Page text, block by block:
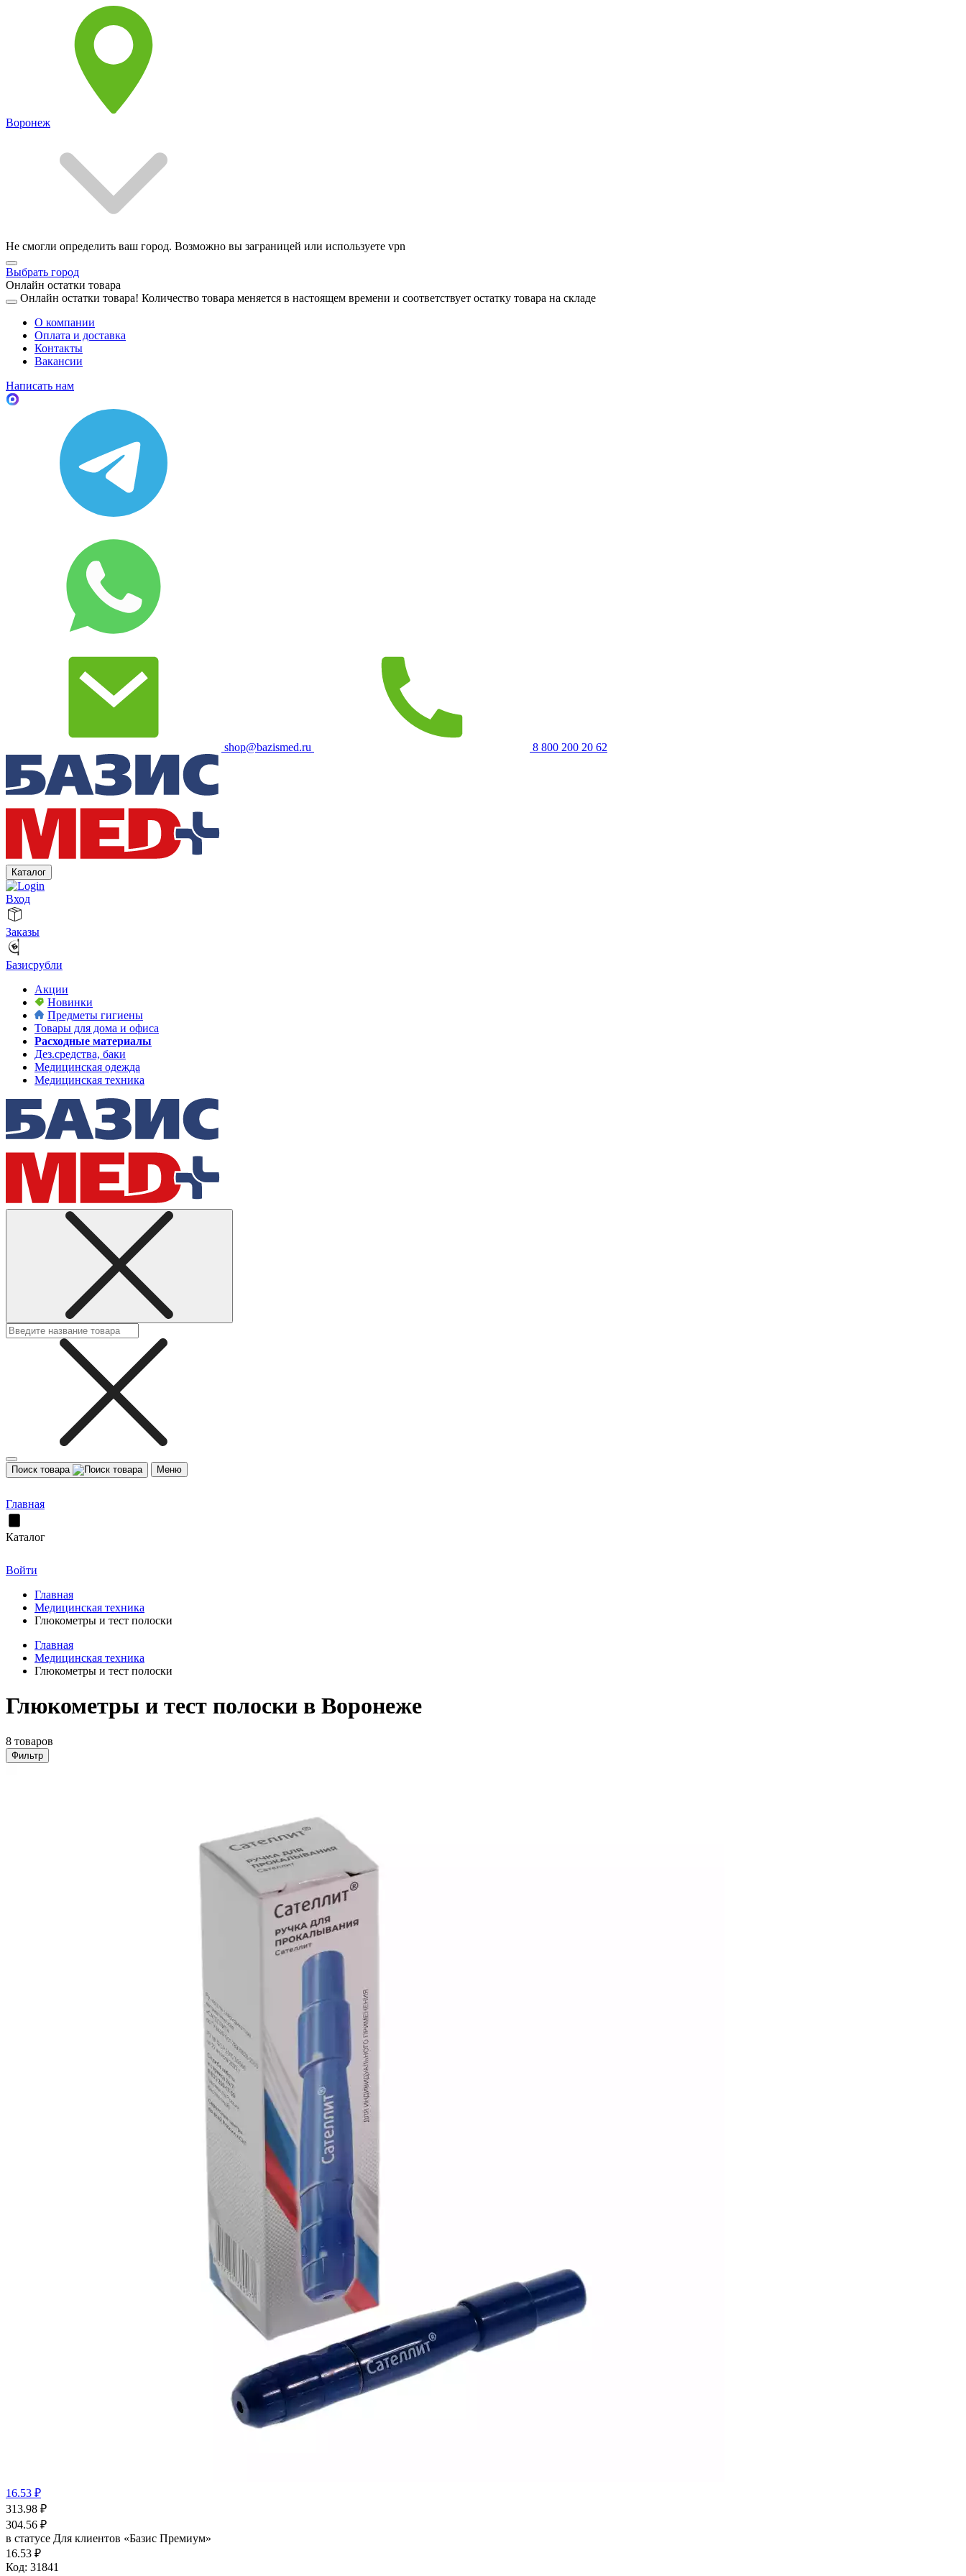
Воронеж
Не смогли определить ваш город. Возможно вы заграницей или используете vpn
Выбрать город
Онлайн остатки товара
Онлайн остатки товара! Количество товара меняется в настоящем времени и соответствует остатку товара на складе
О компании
Оплата и доставка
Контакты
Вакансии
Написать нам
shop@bazismed.ru 8 800 200 20 62
Каталог
Вход
Заказы
Базисрубли
Акции
Новинки
Предметы гигиены
Товары для дома и офиса
Расходные материалы
Дез.средства, баки
Медицинская одежда
Медицинская техника
Поиск товара Меню
Главная
Каталог
Войти
Главная
Медицинская техника
Глюкометры и тест полоски
Главная
Медицинская техника
Глюкометры и тест полоски
Глюкометры и тест полоски в Воронеже
8 товаров
Фильтр
16.53 ₽
313.98 ₽
304.56 ₽
в статусе Для клиентов «Базис Премиум»
16.53 ₽
Код: 31841